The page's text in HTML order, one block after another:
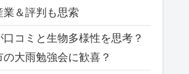
業＆評判も思索
コミと生物多様性を思考？
大雨勉強会に歓喜？